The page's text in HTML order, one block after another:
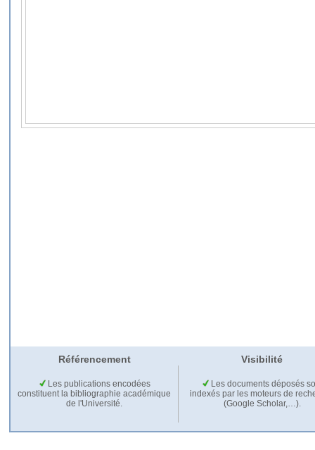
Référencement Visibilité
Les publications encodées
constituent la bibliographie académique
de l'Université.
Les documents déposés
indexés par les moteurs de
(Google Scholar,…).